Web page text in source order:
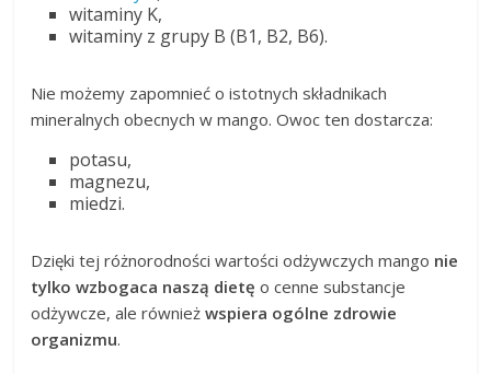
witaminy K,
witaminy z grupy B (B1, B2, B6).
Nie możemy zapomnieć o istotnych składnikach
mineralnych obecnych w mango. Owoc ten dostarcza:
potasu,
magnezu,
miedzi.
Dzięki tej różnorodności wartości odżywczych mango nie
tylko wzbogaca naszą dietę o cenne substancje
odżywcze, ale równieżwspiera ogólne zdrowie
organizmu.